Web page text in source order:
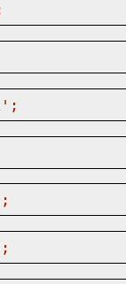
;
;
;